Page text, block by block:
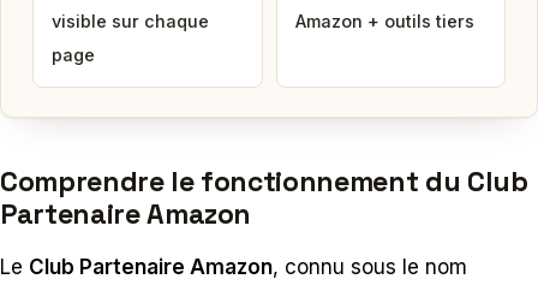
visible sur chaque
page
Amazon + outils tiers
Comprendre le fonctionnement du Club
Partenaire Amazon
Le Club Partenaire Amazon, connu sous le nom